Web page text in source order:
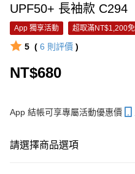
0:00
/
UPF50+ 長袖款 C294
App 獨享活動 超取滿NT$1,200
5 ( 6 則評價 )
NT$680
App 結帳可享專屬活動優惠價
請選擇商品選項